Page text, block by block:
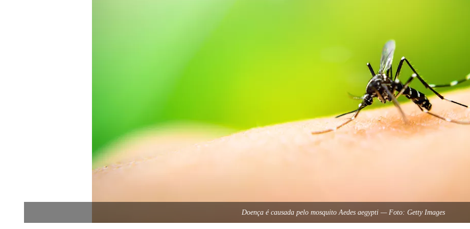
Doença é causada pelo mosquito Aedes aegypti — Foto: Getty Images